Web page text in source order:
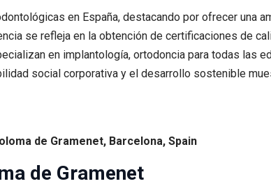
en España, destacando por ofrecer una
se refleja en la obtención de certificaciones de
en implantología, ortodoncia para todas las
social corporativa y el desarrollo sostenible
de Gramenet, Barcelona, Spain
de Gramenet